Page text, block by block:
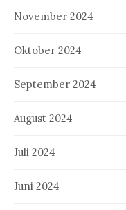
November 2024
Oktober 2024
September 2024
August 2024
Juli 2024
Juni 2024